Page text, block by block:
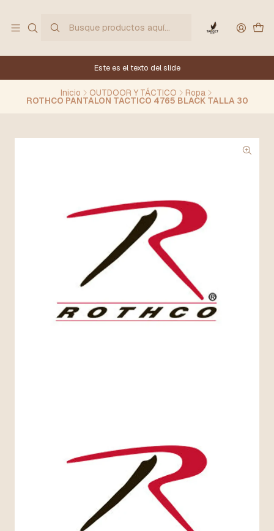
Este es el texto del slide
Inicio OUTDOOR Y TÁCTICO Ropa
ROTHCO PANTALON TACTICO 4765 BLACK TALLA 30